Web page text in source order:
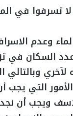
تسرفوا في
وعدم
عدد السكان
التي يجب
ويجب أن